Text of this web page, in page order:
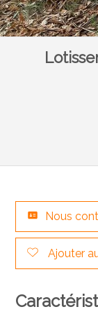
Nous
Ajouter